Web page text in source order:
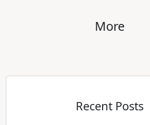
More
Recent Posts